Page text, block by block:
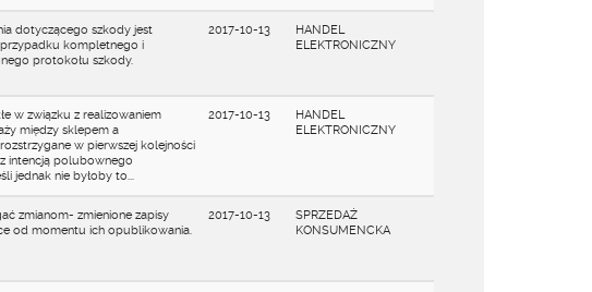
dotyczącego szkody jest
kompletnego i
protokołu szkody.
2017-10-13
HANDEL
ELEKTRONICZNY
w związku z realizowaniem
między sklepem a
w pierwszej kolejności
intencją polubownego
jednak nie byłoby to...
2017-10-13
HANDEL
ELEKTRONICZNY
zmianom- zmienione zapisy
od momentu ich opublikowania.
2017-10-13
SPRZEDAŻ
KONSUMENCKA